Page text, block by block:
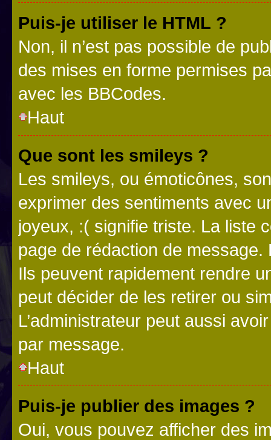
Puis-je utiliser le HTML ?
Non, il n’est pas possible de
des mises en forme permises
avec les BBCodes.
Haut
Que sont les smileys ?
Les smileys, ou émoticônes,
exprimer des sentiments avec
joyeux, :( signifie triste. La liste
page de rédaction de
Ils peuvent rapidement rendre
peut décider de les retirer ou
L’administrateur peut aussi
par message.
Haut
Puis-je publier des images ?
Oui, vous pouvez afficher des